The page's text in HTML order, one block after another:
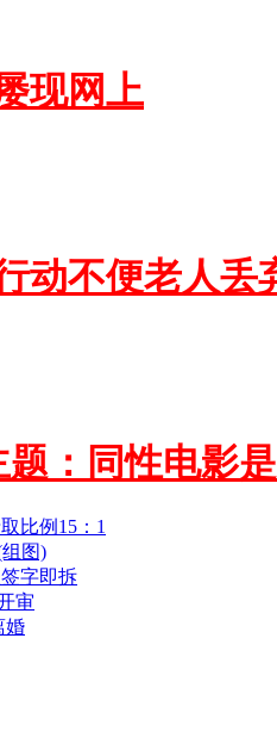
现网上
动不便老人丢
：同性电影
比例15：1
图)
字即拆
审
婚